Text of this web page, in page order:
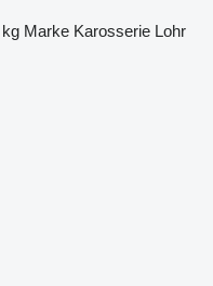
kg Marke Karosserie Lohr